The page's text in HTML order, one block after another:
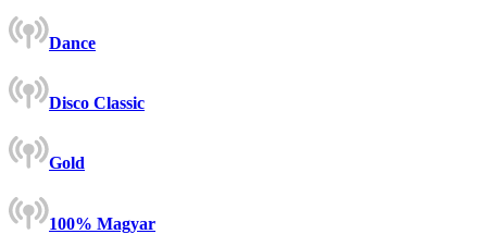
Dance
Disco Classic
Gold
100% Magyar